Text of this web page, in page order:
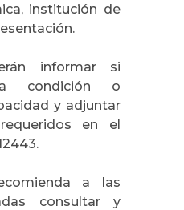
institución de
informar si
condición o
y adjuntar
en el
a las
consultar y